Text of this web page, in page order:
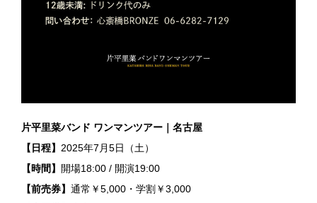
片平里菜バンド ワンマンツアー｜名古屋
【日程】 2025年7月5日（土）
【時間】 開場18:00 / 開演19:00
【前売券】 通常￥5,000・学割￥3,000